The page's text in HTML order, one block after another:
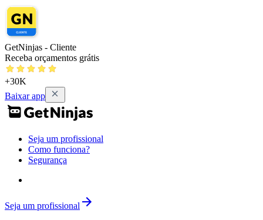
GetNinjas - Cliente
Receba orçamentos grátis
+30K
Baixar app
Seja um profissional
Como funciona?
Segurança
Seja um profissional